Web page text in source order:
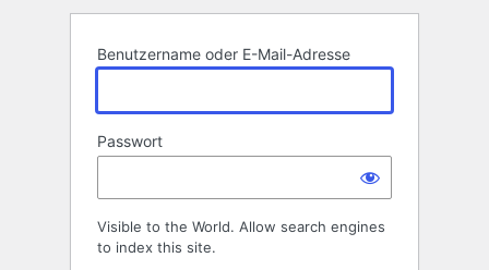
Benutzername oder E-Mail-Adresse
Passwort
Visible to the World. Allow search engines
to index this site.